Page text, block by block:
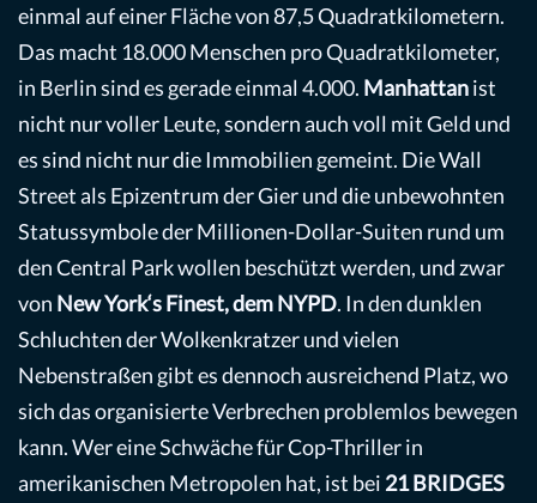
einmal auf einer Fläche von 87,5 Quadratkilometern.
Das macht 18.000 Menschen pro Quadratkilometer,
in Berlin sind es gerade einmal 4.000. Manhattanist
nicht nur voller Leute, sondern auch voll mit Geld und
es sind nicht nur die Immobilien gemeint. Die Wall
Street als Epizentrum der Gier und die unbewohnten
Statussymbole der Millionen-Dollar-Suiten rund um
den Central Park wollen beschützt werden, und zwar
von New York‘s Finest, dem NYPD. In den dunklen
Schluchten der Wolkenkratzer und vielen
Nebenstraßen gibt es dennoch ausreichend Platz, wo
sich das organisierte Verbrechen problemlos bewegen
kann. Wer eine Schwäche für Cop-Thriller in
amerikanischen Metropolen hat, ist bei 21 BRIDGES